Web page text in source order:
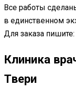
Все работы
в единственном
Для заказа пишите:
Клиника
Твери